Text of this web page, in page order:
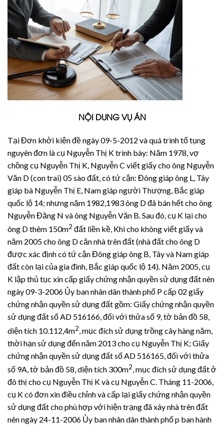
NỘI DUNG VỤ ÁN
Tại Đơn khởi kiện đề ngày 09-5-2012 và quá trình tố tụng
nguyên đơn là cụ Nguyễn Thị K trình bày: Năm 1978, vợ
chồng cụ Nguyễn Thị K, Nguyễn C viết giấy cho ông Nguyễn
Văn D (con trai) 05 sào đất, có tứ cận: Đông giáp ông L, Tây
giáp bà Nguyễn Thị E, Nam giáp người Thượng, Bắc giáp
quốc lộ 14; nhưng năm 1982,1983 ông D đã bán hết cho ông
Nguyễn Đăng N và ông Nguyễn Văn B. Sau đó, cụ K lại cho
ông D thêm 150m2 đất liền kề, Khi cho không viết giấy và
năm 2005 cho ông D căn nhà trên đất (nhà đất cho ông D
được xác định có tứ cận Đông giáp ông B, Tây và Nam giáp
đất còn lại của gia đình, Bắc giáp quốc lộ 14). Năm 2005, cụ
K lập thủ tục xin cấp giấy chứng nhận quyền sử dụng đất nên
ngày 09-3-2006 Ủy ban nhân dân thành phố P cấp 02 giấy
chứng nhận quyền sử dụng đất gồm: Giấy chứng nhận quyền
sử dụng đất số AD 516166, đối với thửa số 9, tờ bản đồ 58,
diện tích 10.112,4m2 , mục đích sử dụng trồng cây hàng năm,
thời hạn sử dụng đến năm 2013 cho cụ Nguyễn Thị K; Giấy
chứng nhận quyền sử dụng đất số AD 516165, đối với thửa
số 9A, tờ bản đồ 58, diện tích 300m2, mục đích sử dụng đất ở
đô thị cho cụ Nguyễn Thị K và cụ Nguyễn C. Tháng 11-2006,
cụ K có đơn xin điều chỉnh và cấp lại giấy chứng nhận quyền
sử dụng đất cho phù hợp với hiện trạng đã xây nhà trên đất
nên ngày 24-11-2006 Ủy ban nhân dân thành phố p ban hành